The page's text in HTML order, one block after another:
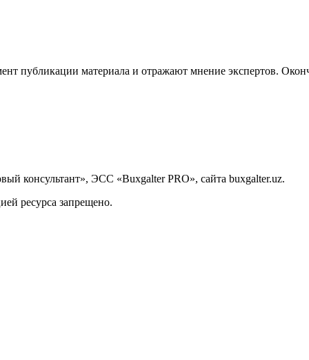
публикации материала и отражают мнение экспертов.
консультант», ЭСС «Buxgalter PRO», сайта buxgalter.uz.
ресурса запрещено.